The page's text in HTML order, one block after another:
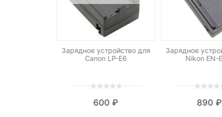
Зарядное устройство для
Canon LP-E6
out
600 ₽
Зарядное
Nikon EN-
out
890₽